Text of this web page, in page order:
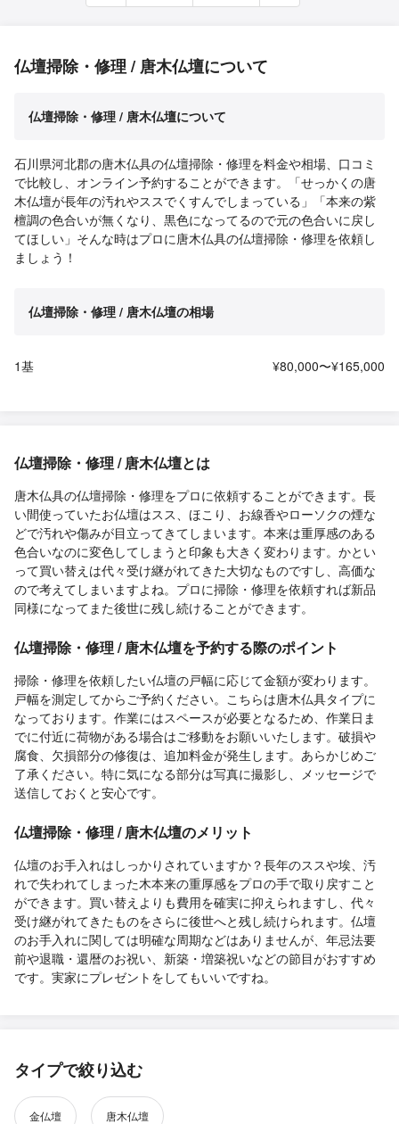
仏壇掃除・修理 / 唐木仏壇について
仏壇掃除・修理 / 唐木仏壇について
石川県河北郡の唐木仏具の仏壇掃除・修理を料金や相場、口コミ
で比較し、オンライン予約することができます。「せっかくの唐
木仏壇が長年の汚れやススでくすんでしまっている」「本来の紫
檀調の色合いが無くなり、黒色になってるので元の色合いに戻し
てほしい」そんな時はプロに唐木仏具の仏壇掃除・修理を依頼し
ましょう！
仏壇掃除・修理 / 唐木仏壇の相場
1基 ¥80,000〜¥165,000
仏壇掃除・修理 / 唐木仏壇とは
唐木仏具の仏壇掃除・修理をプロに依頼することができます。長
い間使っていたお仏壇はスス、ほこり、お線香やローソクの煙な
どで汚れや傷みが目立ってきてしまいます。本来は重厚感のある
色合いなのに変色してしまうと印象も大きく変わります。かとい
って買い替えは代々受け継がれてきた大切なものですし、高価な
ので考えてしまいますよね。プロに掃除・修理を依頼すれば新品
同様になってまた後世に残し続けることができます。
仏壇掃除・修理 / 唐木仏壇を予約する際のポイント
掃除・修理を依頼したい仏壇の戸幅に応じて金額が変わります。
戸幅を測定してからご予約ください。こちらは唐木仏具タイプに
なっております。作業にはスペースが必要となるため、作業日ま
でに付近に荷物がある場合はご移動をお願いいたします。破損や
腐食、欠損部分の修復は、追加料金が発生します。あらかじめご
了承ください。特に気になる部分は写真に撮影し、メッセージで
送信しておくと安心です。
仏壇掃除・修理 / 唐木仏壇のメリット
仏壇のお手入れはしっかりされていますか？長年のススや埃、汚
れで失われてしまった木本来の重厚感をプロの手で取り戻すこと
ができます。買い替えよりも費用を確実に抑えられますし、代々
受け継がれてきたものをさらに後世へと残し続けられます。仏壇
のお手入れに関しては明確な周期などはありませんが、年忌法要
前や退職・還暦のお祝い、新築・増築祝いなどの節目がおすすめ
です。実家にプレゼントをしてもいいですね。
タイプで絞り込む
金仏壇 唐木仏壇